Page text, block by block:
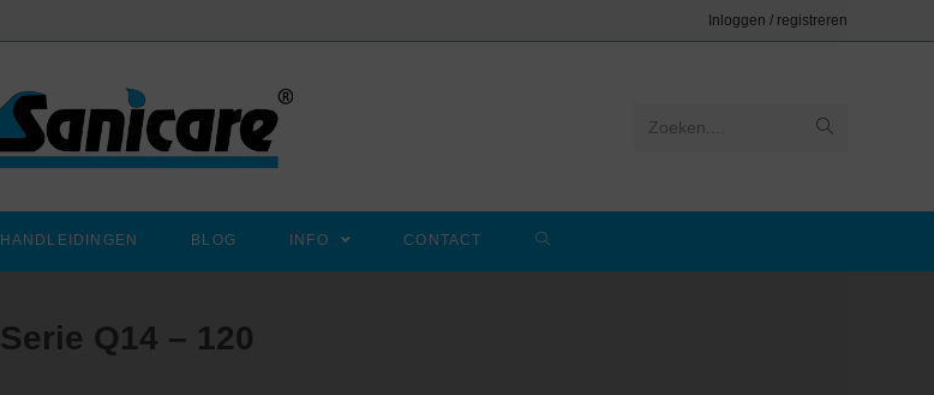
Inloggen / registreren
Zoeken....
HANDLEIDINGEN BLOG INFO CONTACT
Serie Q14 – 120